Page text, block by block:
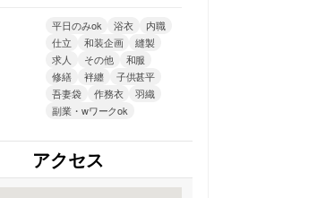
平日のみok 浴衣
内職
仕立
和装企画
縫製
求人
その他
和服
修繕
袢纏
子供甚平
吾妻袋
作務衣
羽織
副業・wワークok
アクセス